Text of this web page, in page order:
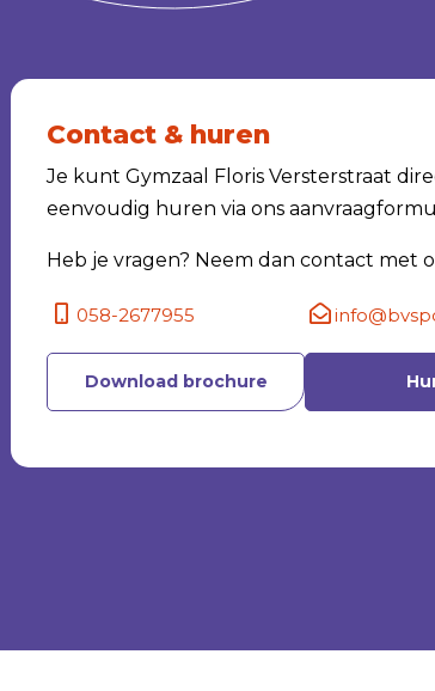
Contact & huren
Je kunt Gymzaal Floris Versterstraat
eenvoudig huren via ons
Heb je vragen? Neem dan contact met
058-2677955
Download brochure